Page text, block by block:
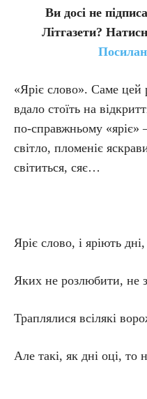
Ви досі не
Літгазети?
«Яріє слово». Саме цей
вдало стоїть на
по-справжньому «яріє»
світло, пломеніє
світиться, сяє…
Яріє слово, і яріють дні,
Яких не розлюбити, не
Траплялися всілякі
Але такі, як дні оці, то